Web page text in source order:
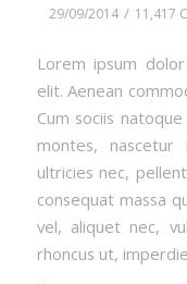
29/09/2014 / 11,417
Lorem ipsum
elit. Aenean
Cum sociis
montes, nascetur
ultricies nec,
consequat massa
vel, aliquet nec,
rhoncus ut,